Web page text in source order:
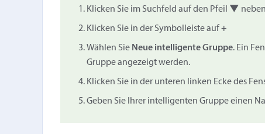
Klicken Sie im Suchfeld auf den Pfeil ▼
Klicken Sie in der Symbolleiste auf+
Wählen Sie Neue intelligente Gruppe. Ein
Gruppe angezeigt werden.
Klicken Sie in der unteren linken Ecke des
Geben Sie Ihrer intelligenten Gruppe einen